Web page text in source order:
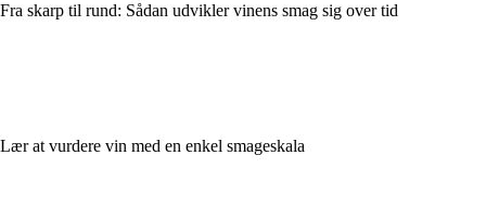
Fra skarp til rund: Sådan udvikler vinens smag sig over tid
Lær at vurdere vin med en enkel smageskala